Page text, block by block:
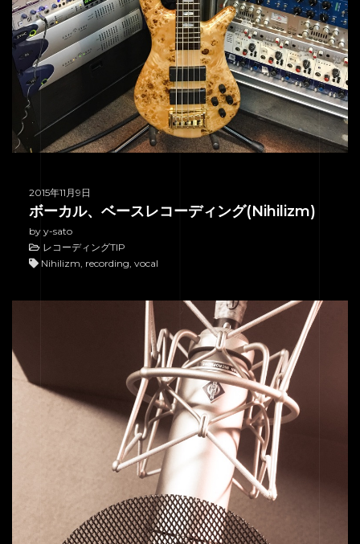
ENGENEER
EQUIPMENT
PRICE
ACCESS
BLOG
CONTACT
2015年11月9日
ボーカル、ベースレコーディング(Nihilizm)
by y-sato
レコーディングTIP
Nihilizm, recording, vocal